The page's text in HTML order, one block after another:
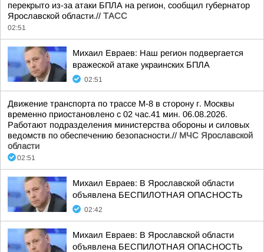
перекрыто из-за атаки БПЛА на регион, сообщил губернатор
Ярославской области.// ТАСС
02:51
Михаил Евраев: Наш регион подвергается
вражеской атаке украинских БПЛА
02:51
Движение транспорта по трассе М-8 в сторону г. Москвы
временно приостановлено с 02 час.41 мин. 06.08.2026.
Работают подразделения министерства обороны и силовых
ведомств по обеспечению безопасности.// МЧС Ярославской
области
02:51
Михаил Евраев: В Ярославской области
объявлена БЕСПИЛОТНАЯ ОПАСНОСТЬ
02:42
Михаил Евраев: В Ярославской области
объявлена БЕСПИЛОТНАЯ ОПАСНОСТЬ